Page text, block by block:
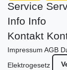
Service
Info Info
Kontakt
Impressum AGB
Elektrogesetz